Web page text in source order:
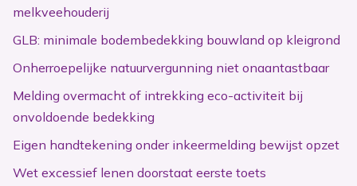
melkveehouderij
GLB: minimale bodembedekking bouwland op kleigrond
Onherroepelijke natuurvergunning niet onaantastbaar
Melding overmacht of intrekking eco-activiteit bij
onvoldoende bedekking
Eigen handtekening onder inkeermelding bewijst opzet
Wet excessief lenen doorstaat eerste toets